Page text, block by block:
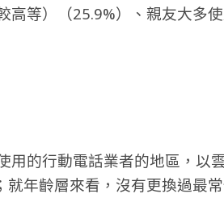
高等）（25.9%）、親友大多
用的行動電話業者的地區，以
年齡層來看，沒有更換過最